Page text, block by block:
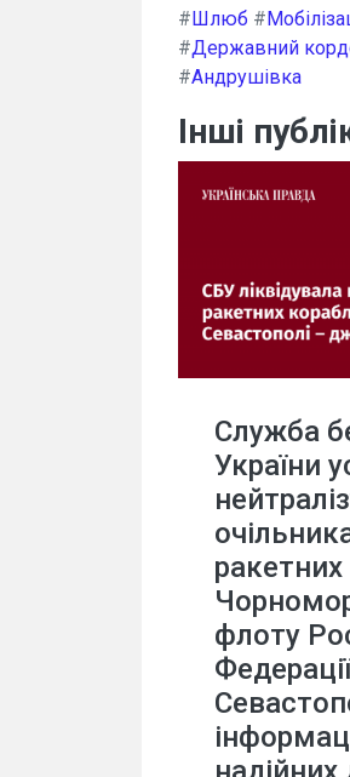
#Шлюб #
#Державний
#Андрушівка
Інші
Служба
України
ракетних
флоту